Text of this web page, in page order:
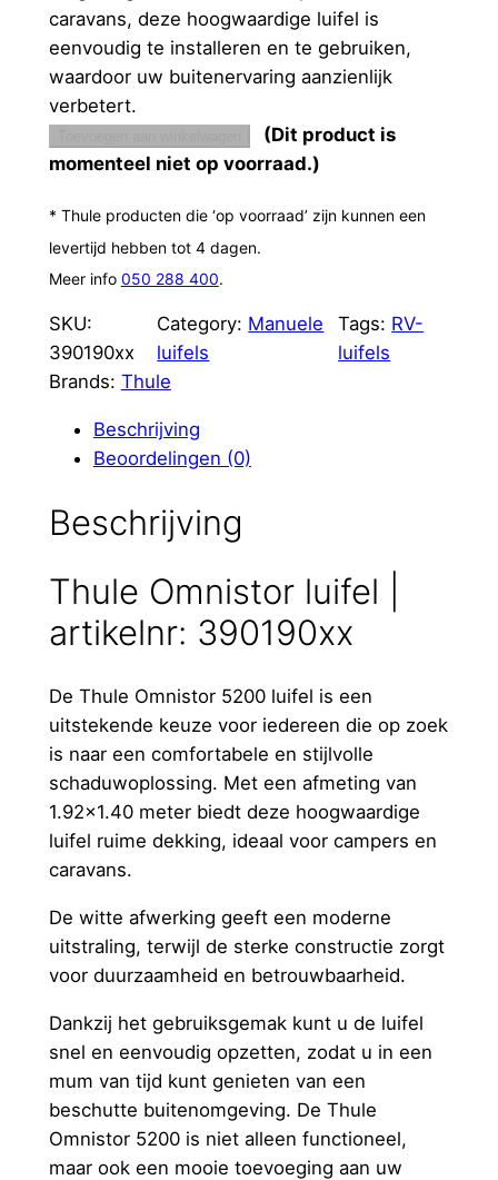
caravans, deze hoogwaardige luifel is
eenvoudig te installeren en te gebruiken,
waardoor uw buitenervaring aanzienlijk
verbetert.
(Dit product is
momenteel niet op voorraad.)
* Thule producten die ‘op voorraad’ zijn kunnen een
levertijd hebben tot 4 dagen.
Meer info 050 288 400.
SKU:
390190xx
Category: Manuele
luifels
Tags: RV-
luifels
Brands: Thule
Beschrijving
Beoordelingen (0)
Beschrijving
Thule Omnistor luifel |
artikelnr: 390190xx
De Thule Omnistor 5200 luifel is een
uitstekende keuze voor iedereen die op zoek
is naar een comfortabele en stijlvolle
schaduwoplossing. Met een afmeting van
1.92×1.40 meter biedt deze hoogwaardige
luifel ruime dekking, ideaal voor campers en
caravans.
De witte afwerking geeft een moderne
uitstraling, terwijl de sterke constructie zorgt
voor duurzaamheid en betrouwbaarheid.
Dankzij het gebruiksgemak kunt u de luifel
snel en eenvoudig opzetten, zodat u in een
mum van tijd kunt genieten van een
beschutte buitenomgeving. De Thule
Omnistor 5200 is niet alleen functioneel,
maar ook een mooie toevoeging aan uw